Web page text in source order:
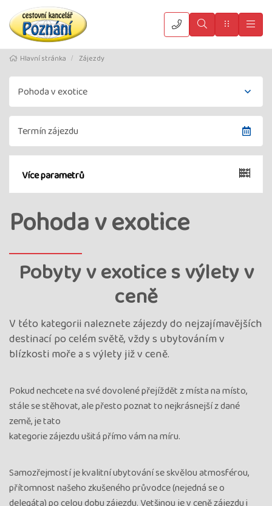
VyhledatMenu
Hlavní stránka Zájezdy
Více parametrů
Pohoda v exotice
Pobyty v exotice s výlety v
ceně
V této kategorii naleznete zájezdy do nejzajímavějších
destinací po celém světě, vždy s ubytováním v
blízkosti moře a s výlety již v ceně.
Pokud nechcete na své dovolené přejíždět z místa na místo,
stále se stěhovat, ale přesto poznat to nejkrásnejší z dané
země, je tato
kategorie zájezdu ušitá přímo vám na míru.
Samozřejmostí je kvalitní ubytování se skvělou atmosférou,
přítomnost našeho zkušeného průvodce (nejedná se o